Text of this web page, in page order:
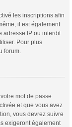
les inscriptions afin
il est également
adresse IP ou interdit
Pour plus
forum.
mot de passe
et que vous avez
vous devrez suivre
exigeront également